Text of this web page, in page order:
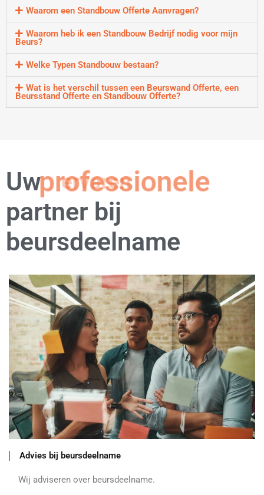
Waarom een Standbouw Offerte Aanvragen?
Waarom heb ik een Standbouw Bedrijf nodig voor mijn
Beurs?
Welke Typen Standbouw bestaan?
Wat is het verschil tussen een Beurswand Offerte, een
Beursstand Offerte en Standbouw Offerte?
Uw professionele
partner bij
beursdeelname
Advies bij beursdeelname
Wij adviseren over beursdeelname.